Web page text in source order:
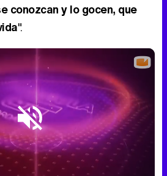
conozcan y lo gocen, que
".